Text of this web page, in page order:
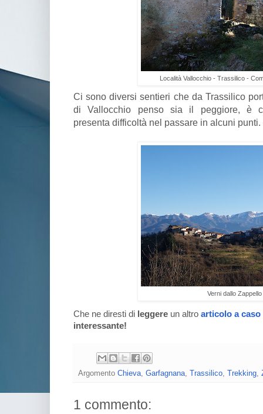
Località Vallocchio - Trassilico -
Ci sono diversi sentieri che da Trassilico
di Vallocchio penso sia il peggiore, è
presenta difficoltà nel passare in alcuni punti.
Verni dallo Zappello
Che ne diresti di leggere un altro articolo a caso
interessante!
Argomento Chieva, Garfagnana, Trassilico, Trekking,
1 commento: